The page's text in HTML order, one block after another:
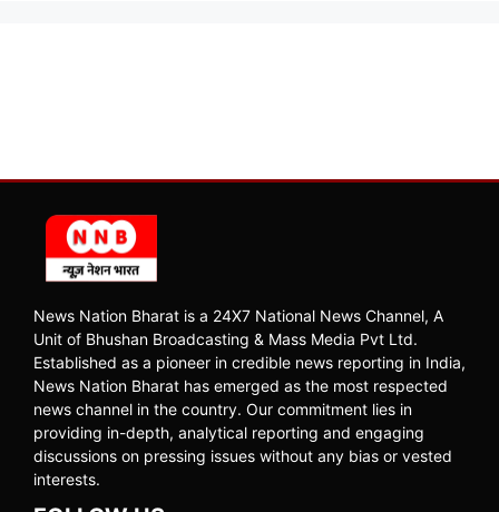
News Nation Bharat is a 24X7 National News Channel, A
Unit of Bhushan Broadcasting & Mass Media Pvt Ltd.
Established as a pioneer in credible news reporting in India,
News Nation Bharat has emerged as the most respected
news channel in the country. Our commitment lies in
providing in-depth, analytical reporting and engaging
discussions on pressing issues without any bias or vested
interests.